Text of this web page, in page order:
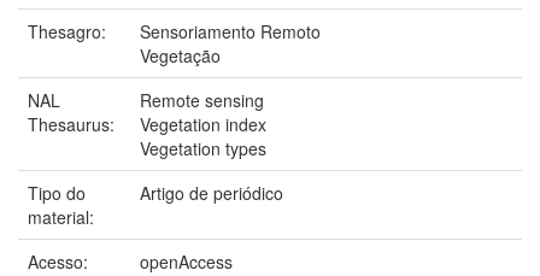
Thesagro:
Sensoriamento Remoto
Vegetação
NAL
Thesaurus:
Remote sensing
Vegetation index
Vegetation types
Tipo do
material:
Artigo de periódico
Acesso:
openAccess